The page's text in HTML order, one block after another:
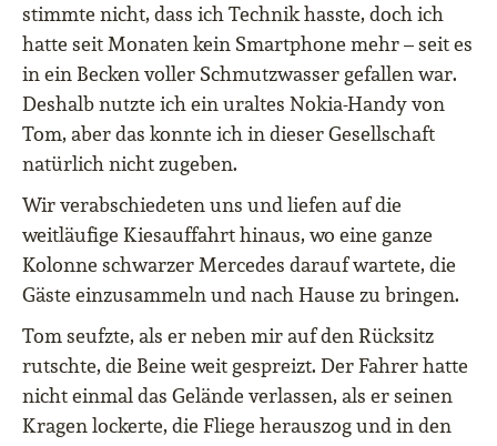
stimmte nicht, dass ich Technik hasste, doch ich
hatte seit Monaten kein Smartphone mehr – seit es
in ein Becken voller Schmutzwasser gefallen war.
Deshalb nutzte ich ein uraltes Nokia-Handy von
Tom, aber das konnte ich in dieser Gesellschaft
natürlich nicht zugeben.
Wir verabschiedeten uns und liefen auf die
weitläufige Kiesauffahrt hinaus, wo eine ganze
Kolonne schwarzer Mercedes darauf wartete, die
Gäste einzusammeln und nach Hause zu bringen.
Tom seufzte, als er neben mir auf den Rücksitz
rutschte, die Beine weit gespreizt. Der Fahrer hatte
nicht einmal das Gelände verlassen, als er seinen
Kragen lockerte, die Fliege herauszog und in den